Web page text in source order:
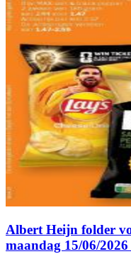
Albert Heijn folder
maandag 15/06/